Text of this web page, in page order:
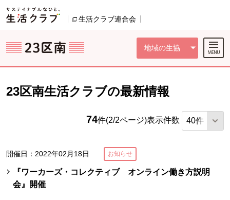
ページの先頭です。
生活クラブ連合会
地域の生協
ここからサイト内共通メニューです。
サイト内共通メニューをスキップする
サイト内共通メニューここまで。
23区南生活クラブの最新情報
74件(2/2ページ)表示件数
開催日：2022年02月18日 お知らせ
『ワーカーズ・コレクティブ オンライン働き方説明
会』開催